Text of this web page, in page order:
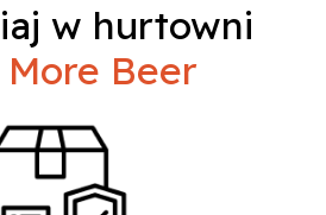
w hurtowni
More Beer